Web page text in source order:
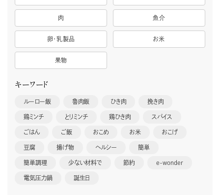
肉 魚介
卵・乳製品 お米
果物
キーワード
ルーロー飯 魯肉飯 ひき肉 挽き肉
鶏ミンチ とりミンチ 鶏ひき肉 スパイス
ごはん ご飯 おこめ お米 おこげ
豆腐 揚げ物 ヘルシー 簡単
簡単調理 少ない材料で 節約 e-wonder
電気圧力鍋 誕生日